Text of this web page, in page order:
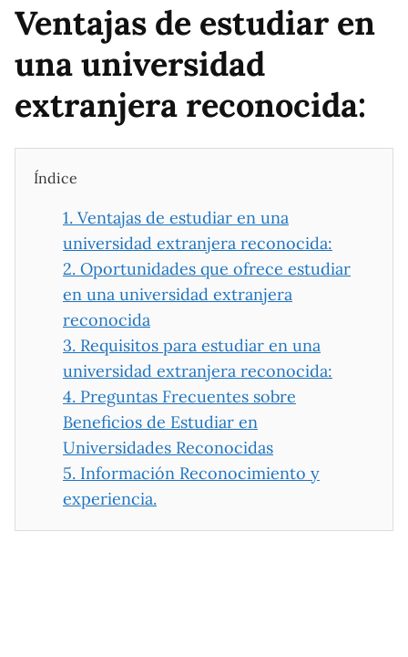
Ventajas de estudiar en
una universidad
extranjera reconocida:
Índice
1. Ventajas de estudiar en una
universidad extranjera reconocida:
2. Oportunidades que ofrece estudiar
en una universidad extranjera
reconocida
3. Requisitos para estudiar en una
universidad extranjera reconocida:
4. Preguntas Frecuentes sobre
Beneficios de Estudiar en
Universidades Reconocidas
5. Información Reconocimiento y
experiencia.